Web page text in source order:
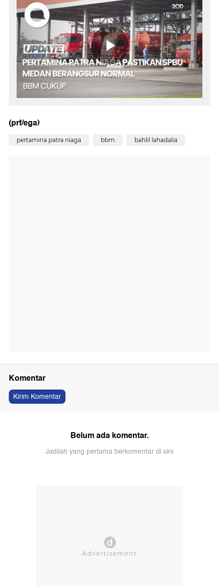
(prf/ega)
pertamina patra niaga bbm bahlil lahadalia
Komentar
Kirim Komentar
Belum ada komentar.
Jadilah yang pertama berkomentar di sini